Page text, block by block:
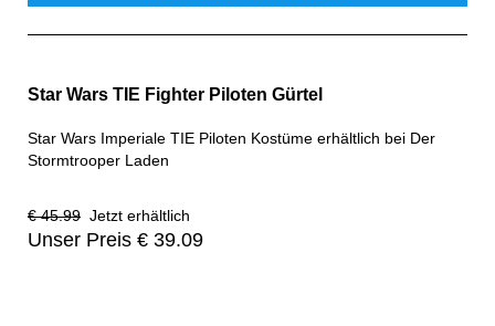
Star Wars TIE Fighter Piloten Gürtel
Star Wars Imperiale TIE Piloten Kostüme erhältlich bei Der
Stormtrooper Laden
€ 45.99 Jetzt erhältlich
Unser Preis € 39.09